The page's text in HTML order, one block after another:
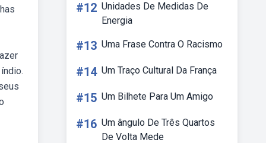
#12 Unidades De Medidas De
Energia
#13 Uma Frase Contra O Racismo
#14 Um Traço Cultural Da França
#15 Um Bilhete Para Um Amigo
#16 Um ângulo De Três Quartos
De Volta Mede